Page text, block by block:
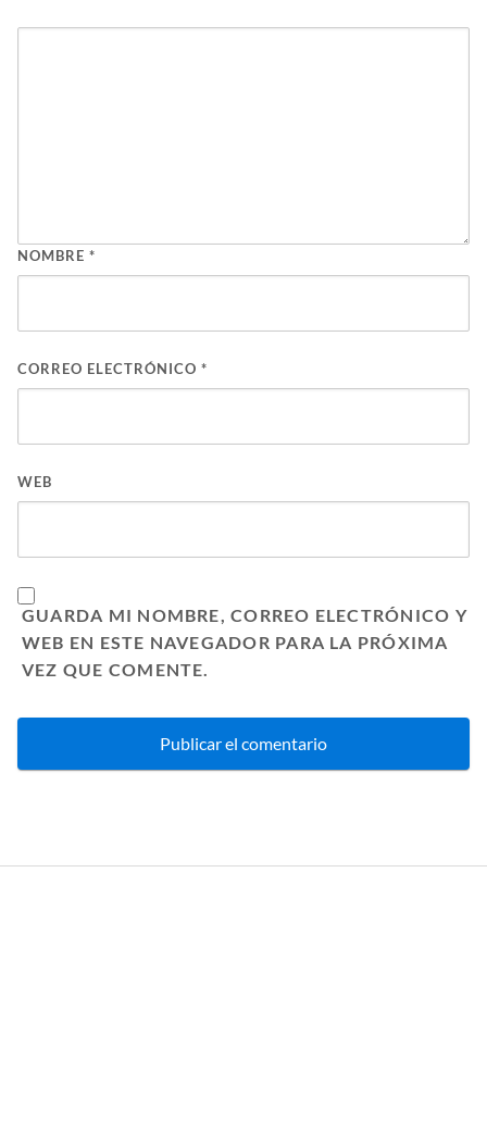
NOMBRE *
CORREO ELECTRÓNICO *
WEB
GUARDA MI NOMBRE, CORREO ELECTRÓNICO Y
WEB EN ESTE NAVEGADOR PARA LA PRÓXIMA
VEZ QUE COMENTE.